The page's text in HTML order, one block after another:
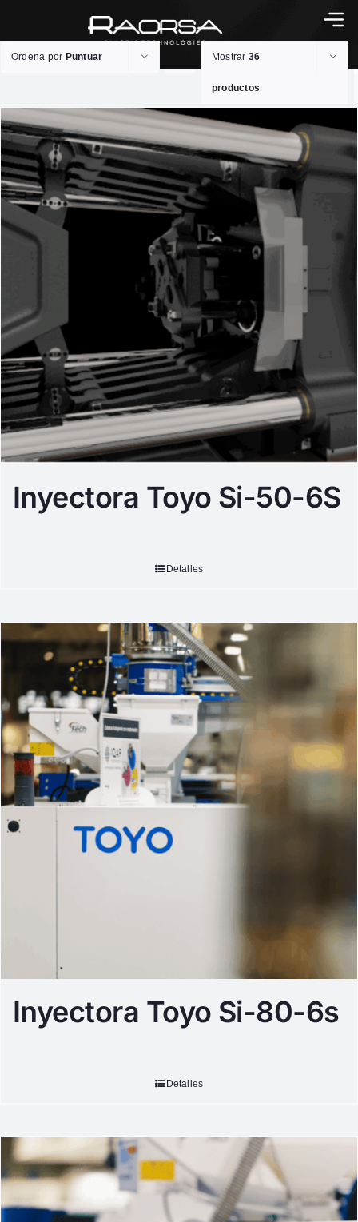
Ordena por Puntuar Mostrar 36
productos
Inyectora Toyo Si-50-6S
Detalles
Inyectora Toyo Si-80-6s
Detalles